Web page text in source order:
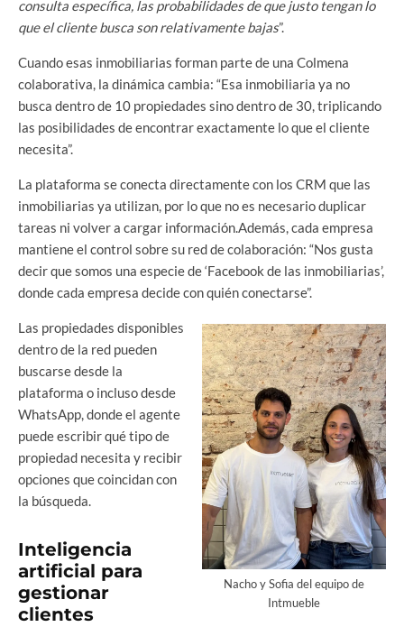
consulta específica, las probabilidades de que justo tengan lo
que el cliente busca son relativamente bajas”.
Cuando esas inmobiliarias forman parte de una Colmena
colaborativa, la dinámica cambia: “Esa inmobiliaria ya no
busca dentro de 10 propiedades sino dentro de 30, triplicando
las posibilidades de encontrar exactamente lo que el cliente
necesita”.
La plataforma se conecta directamente con los CRM que las
inmobiliarias ya utilizan, por lo que no es necesario duplicar
tareas ni volver a cargar información.Además, cada empresa
mantiene el control sobre su red de colaboración: “Nos gusta
decir que somos una especie de ‘Facebook de las inmobiliarias’,
donde cada empresa decide con quién conectarse”.
Nacho y Sofia del equipo de
Intmueble
Las propiedades disponibles
dentro de la red pueden
buscarse desde la
plataforma o incluso desde
WhatsApp, donde el agente
puede escribir qué tipo de
propiedad necesita y recibir
opciones que coincidan con
la búsqueda.
Inteligencia
artificial para
gestionar
clientes